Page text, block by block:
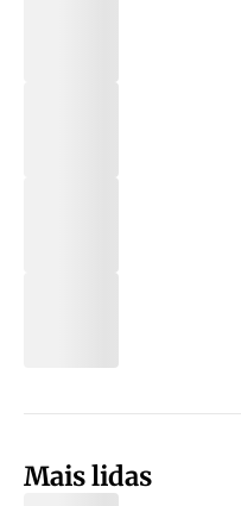
Mais lidas